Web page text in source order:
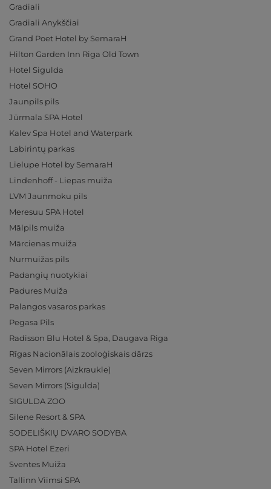
Gradiali
Gradiali Anykščiai
Grand Poet Hotel by SemaraH
Hilton Garden Inn Riga Old Town
Hotel Sigulda
Hotel SOHO
Jaunpils pils
Jūrmala SPA Hotel
Kalev Spa Hotel and Waterpark
Labirintų parkas
Lielupe Hotel by SemaraH
Lindenhoff - Liepas muiža
LVM Jaunmoku pils
Meresuu SPA Hotel
Mālpils muiža
Mārcienas muiža
Nurmuižas pils
Padangių nuotykiai
Padures Muiža
Palangos vasaros parkas
Pegasa Pils
Radisson Blu Hotel & Spa, Daugava Riga
Rīgas Nacionālais zooloģiskais dārzs
Seven Mirrors (Aizkraukle)
Seven Mirrors (Sigulda)
SIGULDA ZOO
Silene Resort & SPA
SODELIŠKIŲ DVARO SODYBA
SPA Hotel Ezeri
Sventes Muiža
Tallinn Viimsi SPA